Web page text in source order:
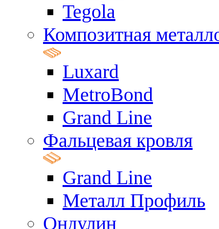
Tegola
Композитная
Luxard
MetroBond
Grand Line
Фальцевая кровля
Grand Line
Металл Профиль
Ондулин